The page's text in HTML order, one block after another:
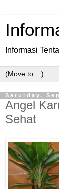
Informasi
Saturday,
Angel
Sehat